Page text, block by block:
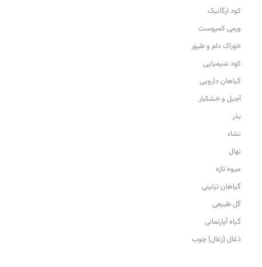
کود ارگانیک
ورمی کمپوست
خوراک دام و طیور
کود شیمیایی
گیاهان دارویی
آجیل و خشکبار
بذر
نشاء
نهال
میوه تازه
گیاهان تزئینی
گل طبیعی
گیاه آپارتمانی
ذغال (زغال) چوب